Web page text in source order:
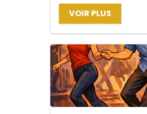
VOIR PLUS